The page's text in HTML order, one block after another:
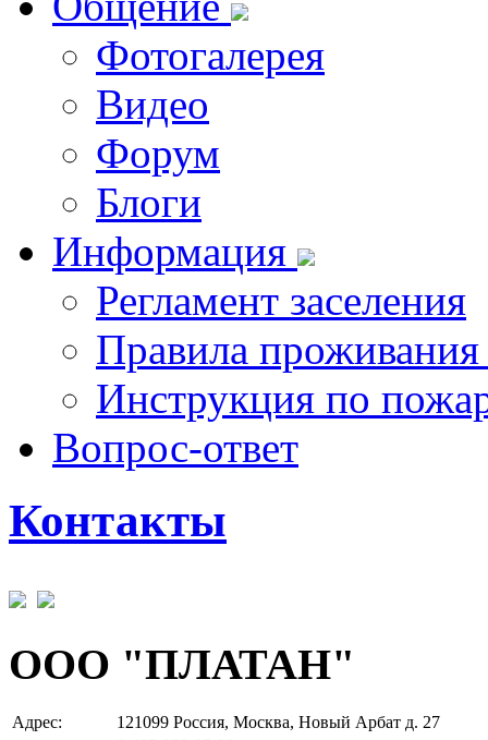
Фотогалерея
Видео
Форум
Блоги
Информация
Регламент заселения
Правила
Инструкция по
Вопрос-ответ
Контакты
ООО "ПЛАТАН"
Адрес:
121099 Россия, Москва, Новый Арбат д. 27